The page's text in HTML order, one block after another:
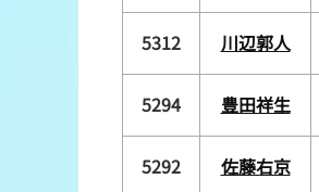
5312 川辺郭人
5294 豊田祥生
5292 佐藤右京